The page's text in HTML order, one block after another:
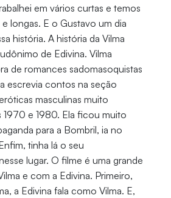
em vários curtas e temos
longas. E o Gustavo um dia
história. A história da Vilma
de Edivina. Vilma
de romances sadomasoquistas
escrevia contos na seção
masculinas muito
1970 e 1980. Ela ficou muito
para a Bombril, ia no
tinha lá o seu
lugar. O filme é uma grande
e com a Edivina. Primeiro,
a Edivina fala como Vilma. E,